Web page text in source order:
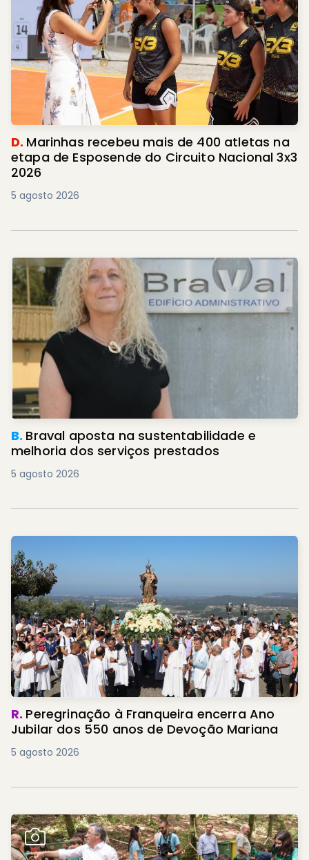
D. Marinhas recebeu mais de 400 atletas na
etapa de Esposende do Circuito Nacional 3x3
2026
5 agosto 2026
B. Braval aposta na sustentabilidade e
melhoria dos serviços prestados
5 agosto 2026
R. Peregrinação à Franqueira encerra Ano
Jubilar dos 550 anos de Devoção Mariana
5 agosto 2026